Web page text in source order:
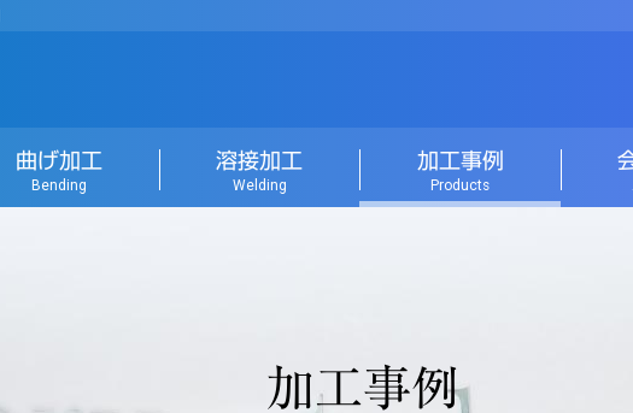
曲げ加工
Bending
溶接加工
Welding
加工事例
Products
加工事例